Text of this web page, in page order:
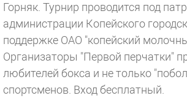
Горняк. Турнир проводится под
администрации Копейского
поддержке ОАО "копейский
Организаторы "Первой перчатки"
любителей бокса и не только
спортсменов. Вход бесплатный.